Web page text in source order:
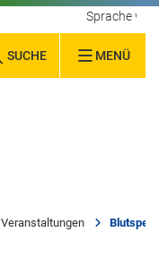
SUCHE MENÜ
Sprache
Veranstaltungen